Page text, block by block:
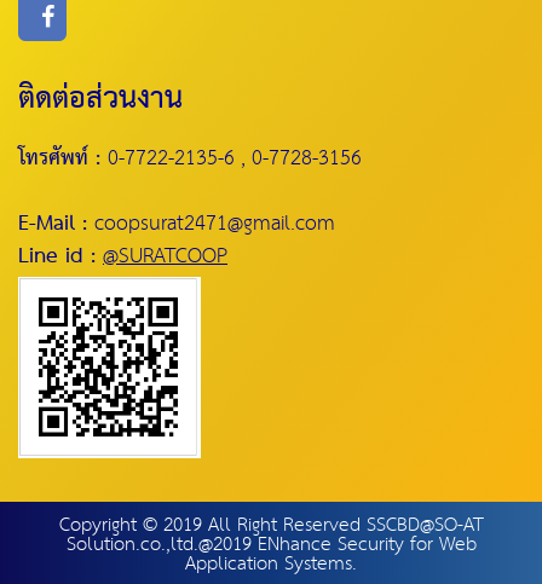
ติดต่อส่วนงาน
โทรศัพท์ :0-7722-2135-6 , 0-7728-3156
E-Mail :coopsurat2471@gmail.com
Line id :@SURATCOOP
Copyright © 2019 All Right Reserved SSCBD@SO-AT
Solution.co.,ltd.@2019 ENhance Security for Web
Application Systems.